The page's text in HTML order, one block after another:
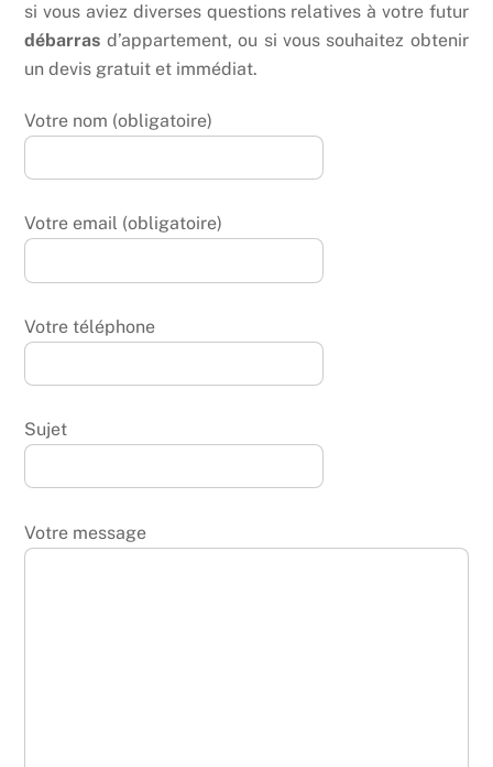
si vous aviez diverses questions relatives à votre futur
débarras d’appartement, ou si vous souhaitez obtenir
un devis gratuit et immédiat.
Votre nom (obligatoire)
Votre email (obligatoire)
Votre téléphone
Sujet
Votre message